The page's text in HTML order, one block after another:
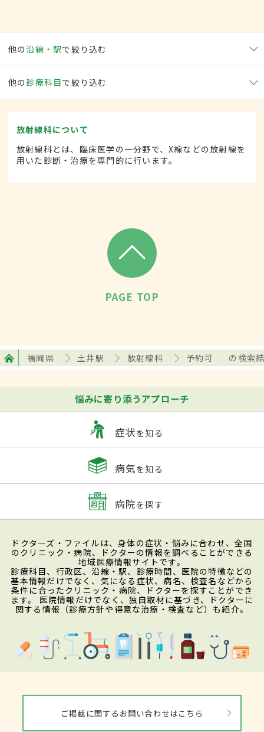
他の沿線・駅で絞り込む
他の 診療科目で絞り込む
放射線科について
放射線科とは、臨床医学の一分野で、X線などの放射線を
用いた診断・治療を専門的に行います。
PAGE TOP
福岡県 土井駅 放射線科 予約可 の検索
悩みに寄り添うアプローチ
症状を知る
病気を知る
病院を探す
ドクターズ・ファイルは、身体の症状・悩みに合わせ、全国
のクリニック・病院、ドクターの情報を調べることができる
地域医療情報サイトです。
診療科目、行政区、沿線・駅、診療時間、医院の特徴などの
基本情報だけでなく、気になる症状、病名、検査名などから
条件に合ったクリニック・病院、ドクターを探すことができ
ます。 医院情報だけでなく、独自取材に基づき、ドクターに
関する情報（診療方針や得意な治療・検査など）も紹介。
ご掲載に関するお問い合わせはこちら